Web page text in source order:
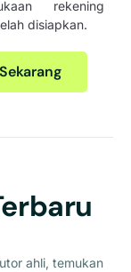
rekening
disiapkan.
ahli, temukan